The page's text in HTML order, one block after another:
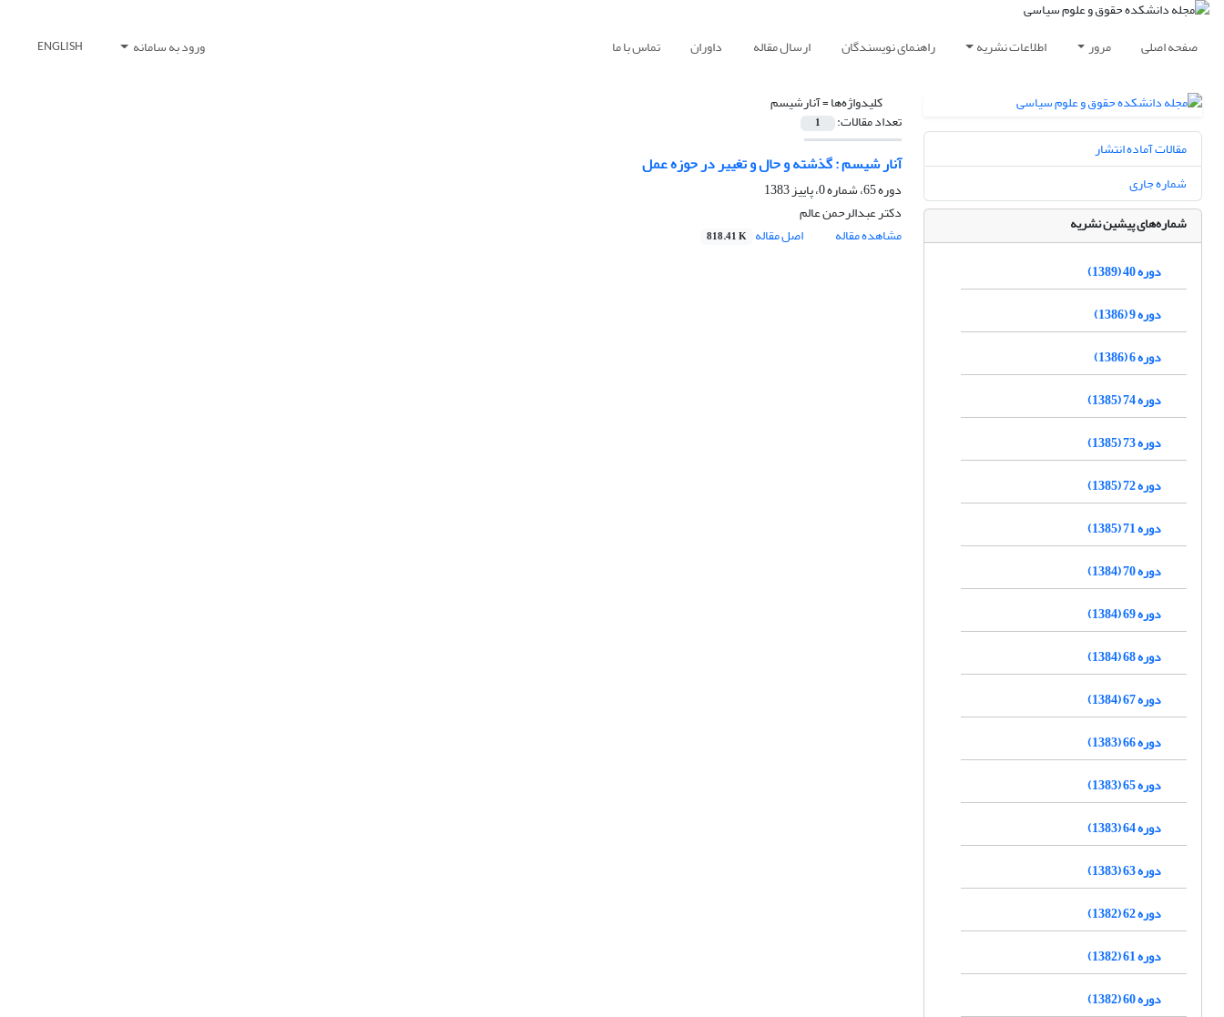
صفحه اصلی مرور اطلاعات نشریه راهنمای نویسندگان ارسال مقاله داوران تماس با ما ورود به سامانه ENGLISH
کلیدواژه‌ها =آنارشیسم
تعداد مقالات: 1
آنار شیسم : گذشته و حال و تغییر در حوزه عمل
دوره 65، شماره 0، پاییز 1383
دکتر عبدالرحمن عالم
مشاهده مقاله
اصل مقاله 818.41 K
مقالات آماده انتشار
شماره جاری
شماره‌های پیشین نشریه
دوره 40 (1389)
دوره 9 (1386)
دوره 6 (1386)
دوره 74 (1385)
دوره 73 (1385)
دوره 72 (1385)
دوره 71 (1385)
دوره 70 (1384)
دوره 69 (1384)
دوره 68 (1384)
دوره 67 (1384)
دوره 66 (1383)
دوره 65 (1383)
دوره 64 (1383)
دوره 63 (1383)
دوره 62 (1382)
دوره 61 (1382)
دوره 60 (1382)